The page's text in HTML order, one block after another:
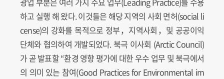
하고 실행 해 왔다. 이것들은 해당 지역의 사회 면허(social li
cense)의 강화를 목적으로 정부，지역사회，및 공공이익
단체와 협의하여 개발되었다. 북극 이사회 (Arctic Council)
가 곧 발표할 “환경 영향 평가에 대한 우수 업무 및 북극에서
의 의미 있는 참여(Good Practices for Environmental im